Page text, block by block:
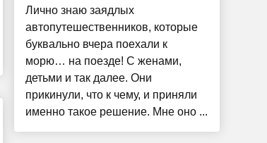
Лично знаю заядлых
автопутешественников, которые
буквально вчера поехали к
морю… на поезде! С женами,
детьми и так далее. Они
прикинули, что к чему, и приняли
именно такое решение. Мне оно ...